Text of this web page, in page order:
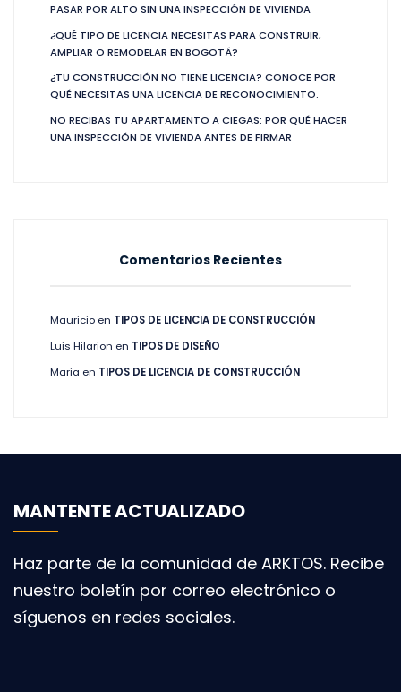
PASAR POR ALTO SIN UNA INSPECCIÓN DE VIVIENDA
¿QUÉ TIPO DE LICENCIA NECESITAS PARA CONSTRUIR,
AMPLIAR O REMODELAR EN BOGOTÁ?
¿TU CONSTRUCCIÓN NO TIENE LICENCIA? CONOCE POR
QUÉ NECESITAS UNA LICENCIA DE RECONOCIMIENTO.
NO RECIBAS TU APARTAMENTO A CIEGAS: POR QUÉ HACER
UNA INSPECCIÓN DE VIVIENDA ANTES DE FIRMAR
Comentarios Recientes
Mauricio en TIPOS DE LICENCIA DE CONSTRUCCIÓN
Luis Hilarion en TIPOS DE DISEÑO
Maria en TIPOS DE LICENCIA DE CONSTRUCCIÓN
MANTENTE ACTUALIZADO
Haz parte de la comunidad de ARKTOS. Recibe
nuestro boletín por correo electrónico o
síguenos en redes sociales.